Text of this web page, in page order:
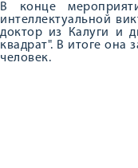
В конце
интеллектуальной
доктор из Калуги и
квадрат". В итоге она
человек.